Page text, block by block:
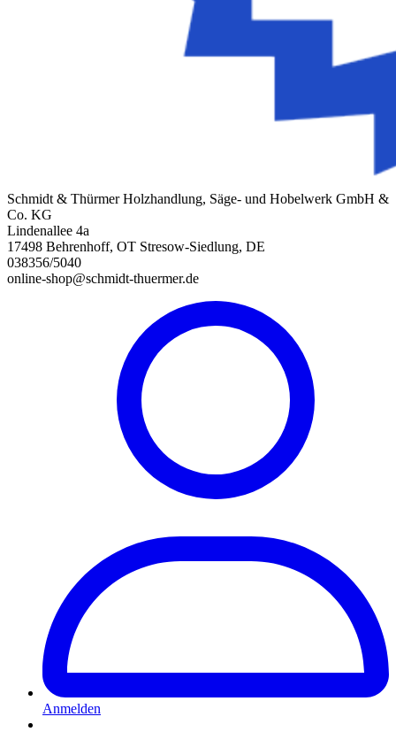
Schmidt & Thürmer Holzhandlung, Säge- und Hobelwerk GmbH &
Co. KG
Lindenallee 4a
17498 Behrenhoff, OT Stresow-Siedlung, DE
038356/5040
online-shop@schmidt-thuermer.de
Anmelden